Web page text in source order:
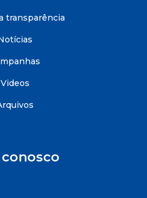
transparência
Videos
conosco